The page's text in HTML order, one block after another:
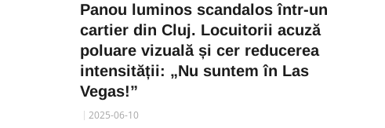
Panou luminos scandalos într-un
cartier din Cluj. Locuitorii acuză
poluare vizuală și cer reducerea
intensității: „Nu suntem în Las
Vegas!”
2025-06-10